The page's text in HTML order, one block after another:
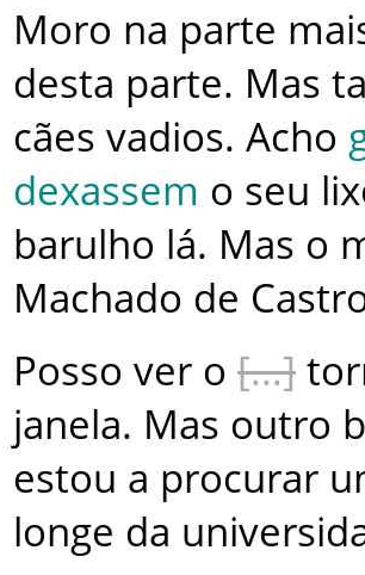
Moro na parte
desta parte. Mas
cães vadios. Acho
dexassem o seu
barulho lá. Mas o
Machado de
Posso ver o
janela. Mas outro
estou a procurar
longe da